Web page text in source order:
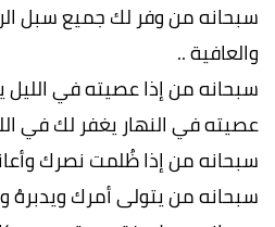
سبحانه من وفر لك جميع سبل
والعافية ..
سبحانه من إذا عصيته في الليل
عصيته في النهار يغفر لك في
سبحانه من إذا ظُلمت نصرك
سبحانه من يتولى أمرك ويدبرهُ